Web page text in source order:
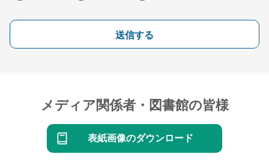
送信する
メディア関係者・図書館の皆様
表紙画像のダウンロード